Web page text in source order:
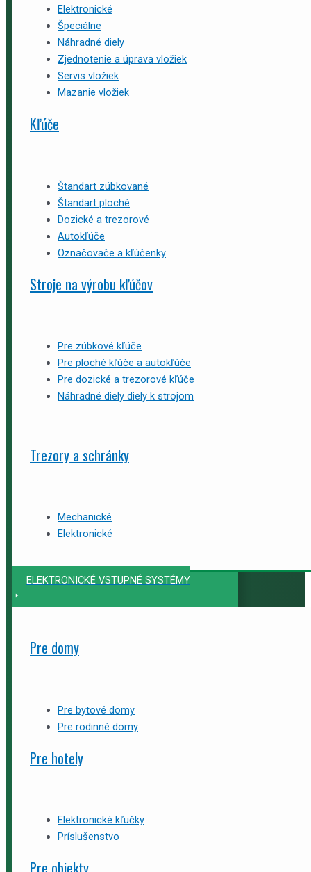
Elektronické
Špeciálne
Náhradné diely
Zjednotenie a úprava vložiek
Servis vložiek
Mazanie vložiek
Kľúče
Štandart zúbkované
Štandart ploché
Dozické a trezorové
Autokľúče
Označovače a kľúčenky
Stroje na výrobu kľúčov
Pre zúbkové kľúče
Pre ploché kľúče a autokľúče
Pre dozické a trezorové kľúče
Náhradné diely diely k strojom
Trezory a schránky
Mechanické
Elektronické
ELEKTRONICKÉ VSTUPNÉ SYSTÉMY
Pre domy
Pre bytové domy
Pre rodinné domy
Pre hotely
Elektronické kľučky
Príslušenstvo